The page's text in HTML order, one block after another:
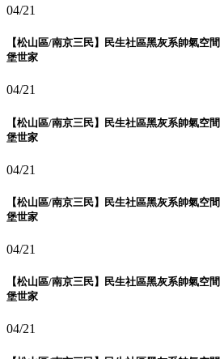
04/21
【松山區/南京三民】民生社區黑灰系帥氣空
堡世家
04/21
【松山區/南京三民】民生社區黑灰系帥氣空
堡世家
04/21
【松山區/南京三民】民生社區黑灰系帥氣空
堡世家
04/21
【松山區/南京三民】民生社區黑灰系帥氣空
堡世家
04/21